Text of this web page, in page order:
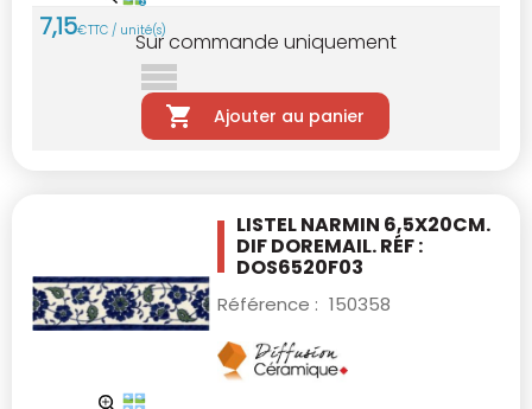
7,15€TTC / unité(s)Sur commande uniquement
Ajouter au panier
LISTEL NARMIN 6,5X20CM.
DIF DOREMAIL. RÉF :
DOS6520F03
Référence : 150358